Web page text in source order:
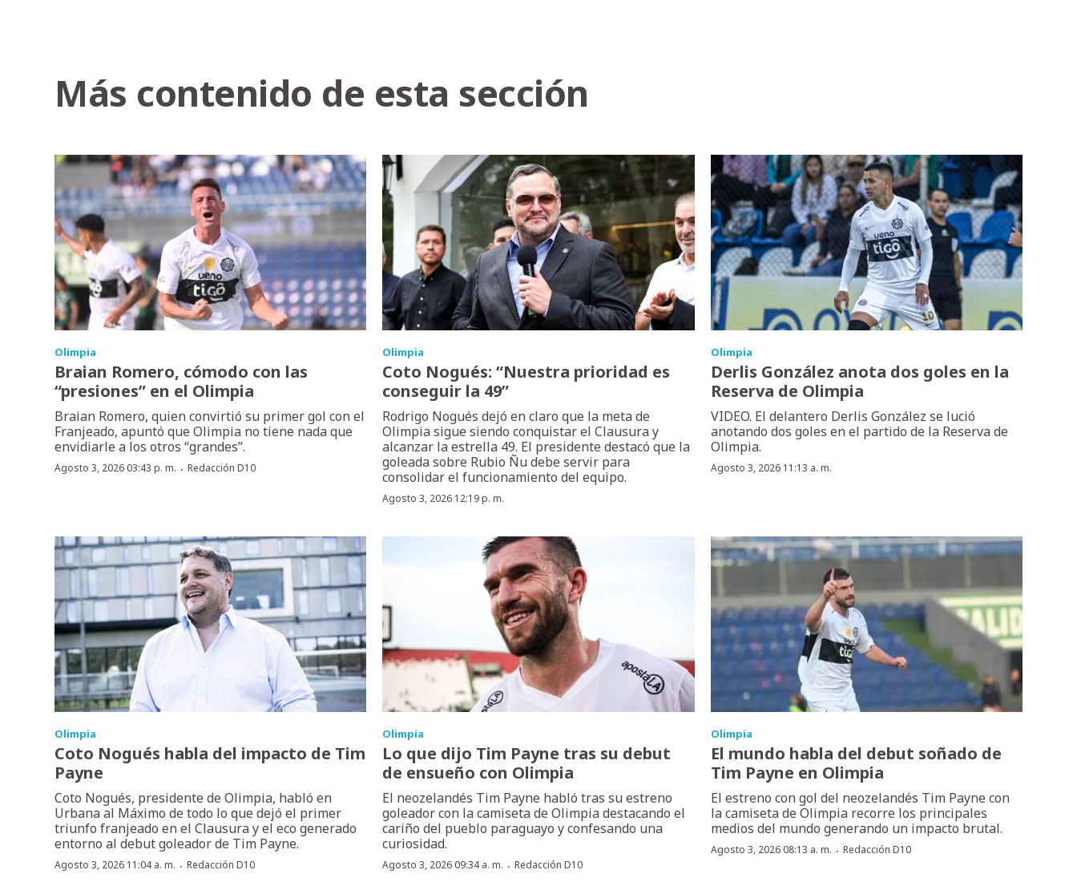
Más contenido de esta sección
Olimpia
Braian Romero, cómodo con las
“presiones” en el Olimpia
Braian Romero, quien convirtió su primer gol con el
Franjeado, apuntó que Olimpia no tiene nada que
envidiarle a los otros “grandes”.
Agosto 3, 2026 03:43 p. m. · Redacción D10
Olimpia
Coto Nogués: “Nuestra prioridad es
conseguir la 49”
Rodrigo Nogués dejó en claro que la meta de
Olimpia sigue siendo conquistar el Clausura y
alcanzar la estrella 49. El presidente destacó que la
goleada sobre Rubio Ñu debe servir para
consolidar el funcionamiento del equipo.
Agosto 3, 2026 12:19 p. m.
Olimpia
Derlis González anota dos goles en la
Reserva de Olimpia
VIDEO. El delantero Derlis González se lució
anotando dos goles en el partido de la Reserva de
Olimpia.
Agosto 3, 2026 11:13 a. m.
Olimpia
Coto Nogués habla del impacto de Tim
Payne
Coto Nogués, presidente de Olimpia, habló en
Urbana al Máximo de todo lo que dejó el primer
triunfo franjeado en el Clausura y el eco generado
entorno al debut goleador de Tim Payne.
Agosto 3, 2026 11:04 a. m. · Redacción D10
Olimpia
Lo que dijo Tim Payne tras su debut
de ensueño con Olimpia
El neozelandés Tim Payne habló tras su estreno
goleador con la camiseta de Olimpia destacando el
cariño del pueblo paraguayo y confesando una
curiosidad.
Agosto 3, 2026 09:34 a. m. ·Redacción D10
Olimpia
El mundo habla del debut soñado de
Tim Payne en Olimpia
El estreno con gol del neozelandés Tim Payne con
la camiseta de Olimpia recorre los principales
medios del mundo generando un impacto brutal.
Agosto 3, 2026 08:13 a. m. · Redacción D10